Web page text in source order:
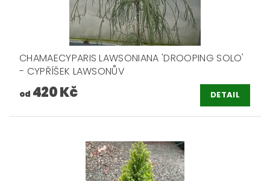
CHAMAECYPARIS LAWSONIANA 'DROOPING SOLO'
- CYPŘÍŠEK LAWSONŮV
od 420 Kč DETAIL